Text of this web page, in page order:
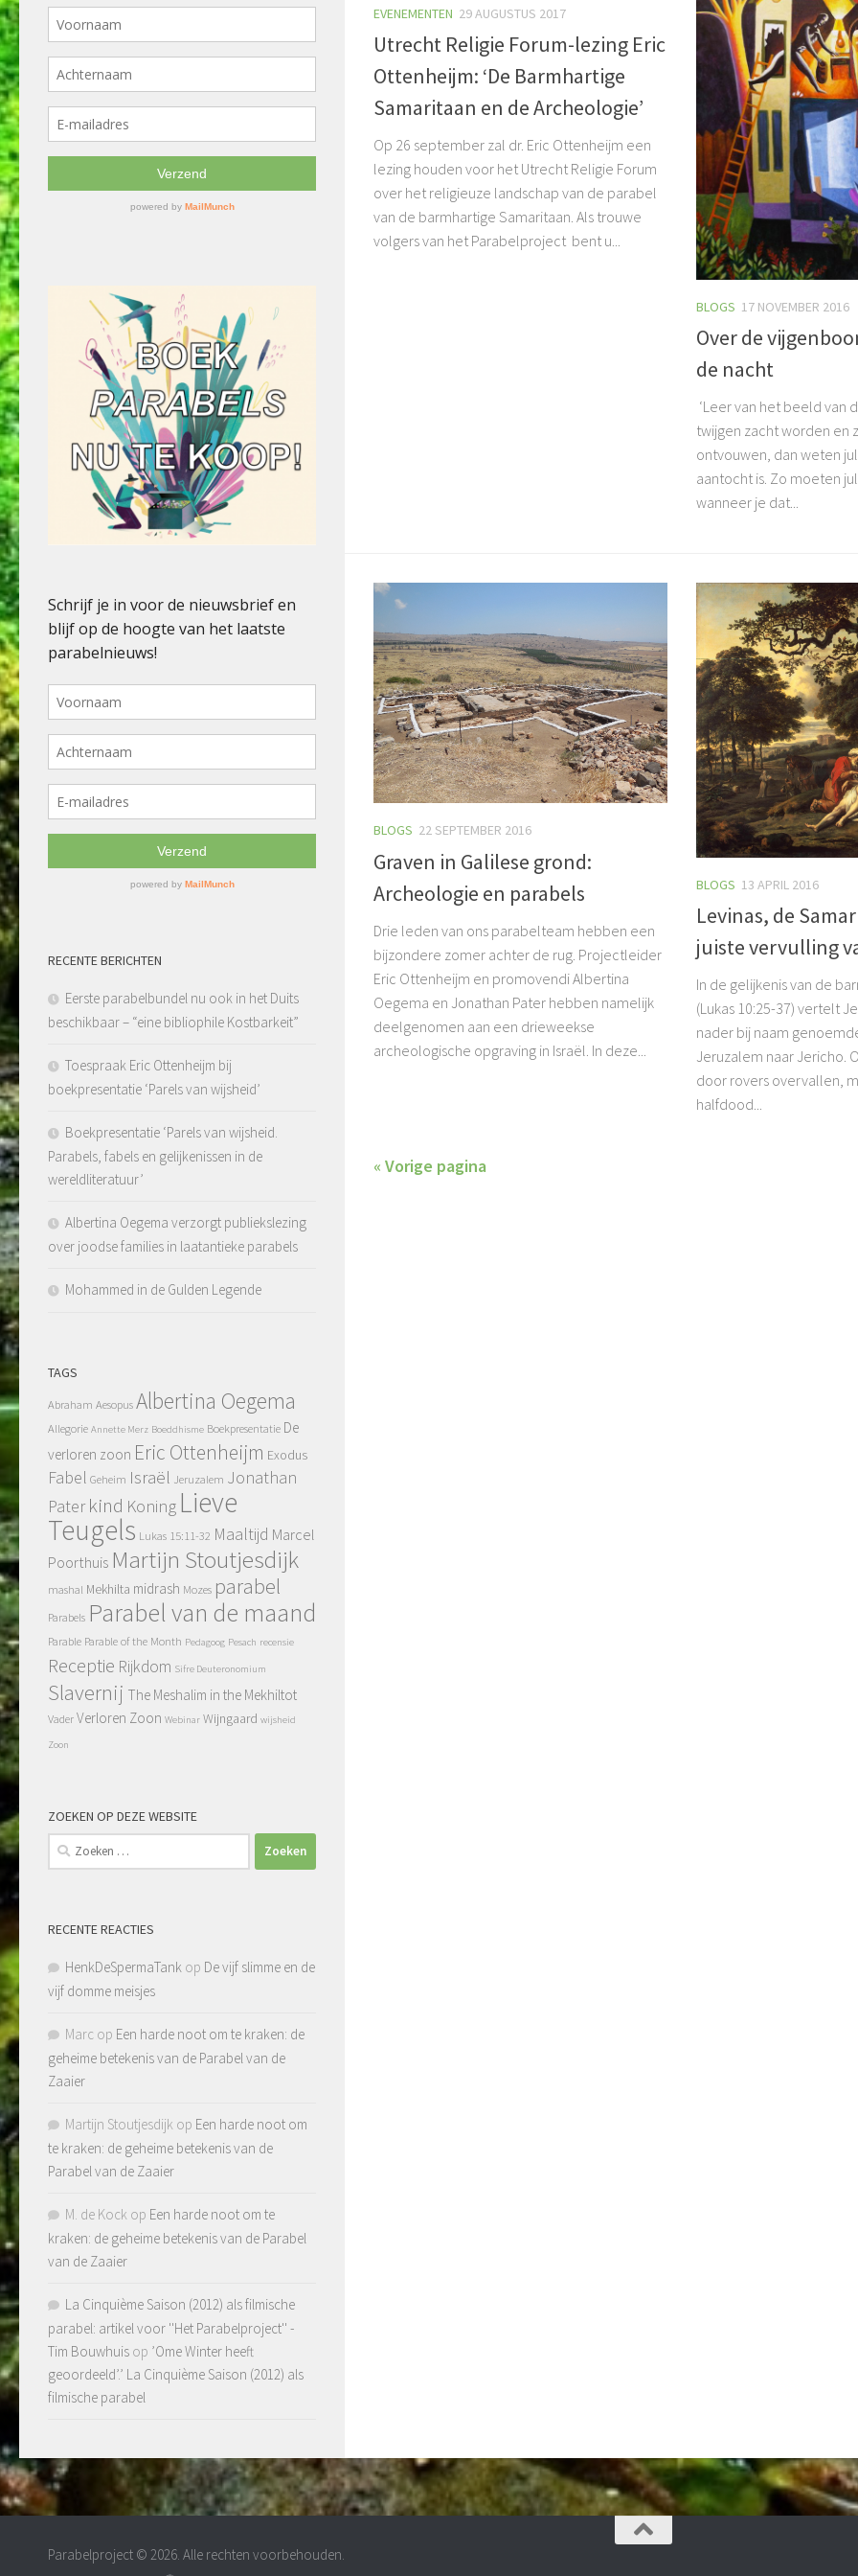
EVENEMENTEN 29 AUGUSTUS 2017
Utrecht Religie Forum-lezing Eric
Ottenheijm: ‘De Barmhartige
Samaritaan en de Archeologie’
Op 26 september zal dr. Eric Ottenheijm een
lezing houden voor het Utrecht Religie Forum
over het religieuze landschap van de parabel
van de barmhartige Samaritaan. Als trouwe
volgers van het Parabelproject bent u...
BLOGS 17 NOVEMBER 2016
Over de
de nacht
‘Leer van het beeld van
twijgen zacht worden en
ontvouwen, dan weten
aantocht is. Zo moeten
wanneer je dat...
BLOGS 22 SEPTEMBER 2016
Graven in Galilese grond:
Archeologie en parabels
Drie leden van ons parabelteam hebben een
bijzondere zomer achter de rug. Projectleider
Eric Ottenheijm en promovendi Albertina
Oegema en Jonathan Pater hebben namelijk
deelgenomen aan een drieweekse
archeologische opgraving in Israël. In deze...
BLOGS 13 APRIL 2016
Levinas, de
juiste vervulling
In de gelijkenis van de
(Lukas 10:25-37) vertelt
nader bij naam
Jeruzalem naar Jericho.
door rovers overvallen,
halfdood...
« Vorige pagina
RECENTE BERICHTEN
Eerste parabelbundel nu ook in het Duits
beschikbaar – “eine bibliophile Kostbarkeit”
Toespraak Eric Ottenheijm bij
boekpresentatie ‘Parels van wijsheid’
Boekpresentatie ‘Parels van wijsheid.
Parabels, fabels en gelijkenissen in de
wereldliteratuur’
Albertina Oegema verzorgt publiekslezing
over joodse families in laatantieke parabels
Mohammed in de Gulden Legende
TAGS
Abraham Aesopus Albertina Oegema
Allegorie Annette Merz Boeddhisme Boekpresentatie De
verloren zoon Eric Ottenheijm Exodus
Fabel Geheim Israël Jeruzalem Jonathan
Pater kind Koning Lieve
Teugels Lukas 15:11-32 Maaltijd Marcel
Poorthuis Martijn Stoutjesdijk
mashal Mekhilta midrash Mozes parabel
Parabels Parabel van de maand
Parable Parable of the Month Pedagoog Pesach recensie
Receptie Rijkdom Sifre Deuteronomium
Slavernij The Meshalim in the Mekhiltot
Vader Verloren Zoon Webinar Wijngaard wijsheid
Zoon
ZOEKEN OP DEZE WEBSITE
Zoeken
naar:
RECENTE REACTIES
HenkDeSpermaTank op De vijf slimme en de
vijf domme meisjes
Marc op Een harde noot om te kraken: de
geheime betekenis van de Parabel van de
Zaaier
Martijn Stoutjesdijk op Een harde noot om
te kraken: de geheime betekenis van de
Parabel van de Zaaier
M. de Kock op Een harde noot om te
kraken: de geheime betekenis van de Parabel
van de Zaaier
La Cinquième Saison (2012) als filmische
parabel: artikel voor ''Het Parabelproject'' -
Tim Bouwhuis op ’Ome Winter heeft
geoordeeld’.’ La Cinquième Saison (2012) als
filmische parabel
Parabelproject © 2026. Alle rechten voorbehouden.